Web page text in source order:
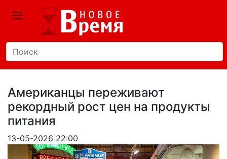
Американцы переживают
рекордный рост цен на продукты
питания
13-05-2026 22:00